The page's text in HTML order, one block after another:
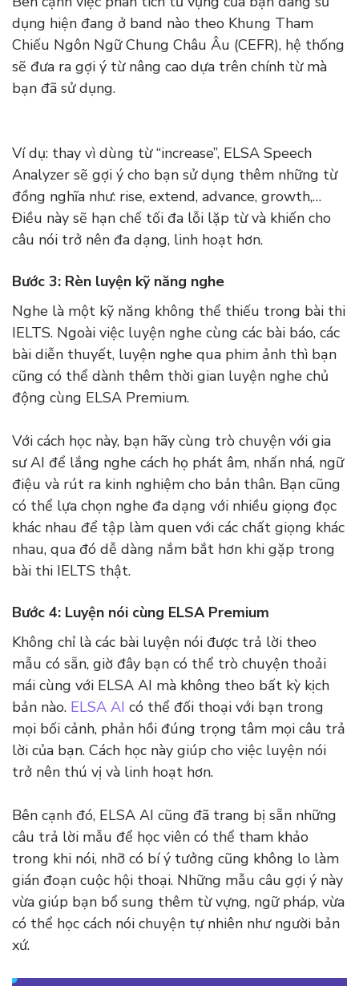
dụng hiện đang ở band nào theo Khung Tham
Chiếu Ngôn Ngữ Chung Châu Âu (CEFR), hệ thống
sẽ đưa ra gợi ý từ nâng cao dựa trên chính từ mà
bạn đã sử dụng.
Ví dụ: thay vì dùng từ “increase”, ELSA Speech
Analyzer sẽ gợi ý cho bạn sử dụng thêm những từ
đồng nghĩa như: rise, extend, advance, growth,…
Điều này sẽ hạn chế tối đa lỗi lặp từ và khiến cho
câu nói trở nên đa dạng, linh hoạt hơn.
Bước 3: Rèn luyện kỹ năng nghe
Nghe là một kỹ năng không thể thiếu trong bài thi
IELTS. Ngoài việc luyện nghe cùng các bài báo, các
bài diễn thuyết, luyện nghe qua phim ảnh thì bạn
cũng có thể dành thêm thời gian luyện nghe chủ
động cùng ELSA Premium.
Với cách học này, bạn hãy cùng trò chuyện với gia
sư AI để lắng nghe cách họ phát âm, nhấn nhá, ngữ
điệu và rút ra kinh nghiệm cho bản thân. Bạn cũng
có thể lựa chọn nghe đa dạng với nhiều giọng đọc
khác nhau để tập làm quen với các chất giọng khác
nhau, qua đó dễ dàng nắm bắt hơn khi gặp trong
bài thi IELTS thật.
Bước 4: Luyện nói cùng ELSA Premium
Không chỉ là các bài luyện nói được trả lời theo
mẫu có sẵn, giờ đây bạn có thể trò chuyện thoải
mái cùng với ELSA AI mà không theo bất kỳ kịch
bản nào. ELSA AI có thể đối thoại với bạn trong
mọi bối cảnh, phản hồi đúng trọng tâm mọi câu trả
lời của bạn. Cách học này giúp cho việc luyện nói
trở nên thú vị và linh hoạt hơn.
Bên cạnh đó, ELSA AI cũng đã trang bị sẵn những
câu trả lời mẫu để học viên có thể tham khảo
trong khi nói, nhỡ có bí ý tưởng cũng không lo làm
gián đoạn cuộc hội thoại. Những mẫu câu gợi ý này
vừa giúp bạn bổ sung thêm từ vựng, ngữ pháp, vừa
có thể học cách nói chuyện tự nhiên như người bản
xứ.